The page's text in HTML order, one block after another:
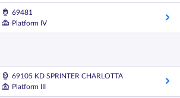
69481
Platform IV
69105 KD SPRINTER CHARLOTTA
Platform III